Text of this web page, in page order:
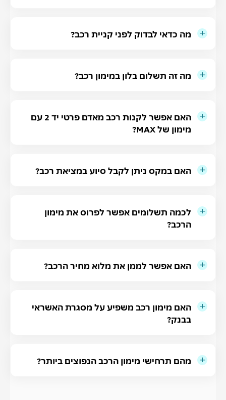
מה כדאי לבדוק לפני קניית רכב?
מה זה תשלום בלון במימון רכב?
האם אפשר לקנות רכב מאדם פרטי יד 2 עם
מימון של MAX?
האם במקס ניתן לקבל סיוע במציאת רכב?
לכמה תשלומים אפשר לפרוס את מימון
הרכב?
האם אפשר לממן את מלוא מחיר הרכב?
האם מימון רכב משפיע על מסגרת האשראי
בבנק?
מהם תרחישי מימון הרכב הנפוצים ביותר?